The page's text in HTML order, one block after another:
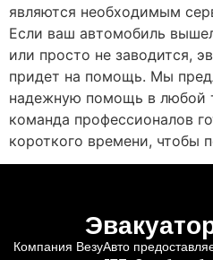
являются необходимым
Если ваш автомобиль
или просто не заводится,
придет на помощь. Мы
надежную помощь в любой
команда профессионалов
короткого времени, чтобы
Компания ВезуАвто